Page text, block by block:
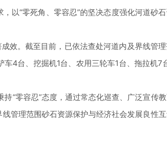
以“零死角、零容忍”的坚决态度强化河道砂
。截至目前，已依法查处河道内及界线管
4台、挖掘机1台、农用三轮车1台、拖拉机7
零容忍”态度，通过常态化巡查、广泛宣传
管理范围砂石资源保护与经济社会发展良性